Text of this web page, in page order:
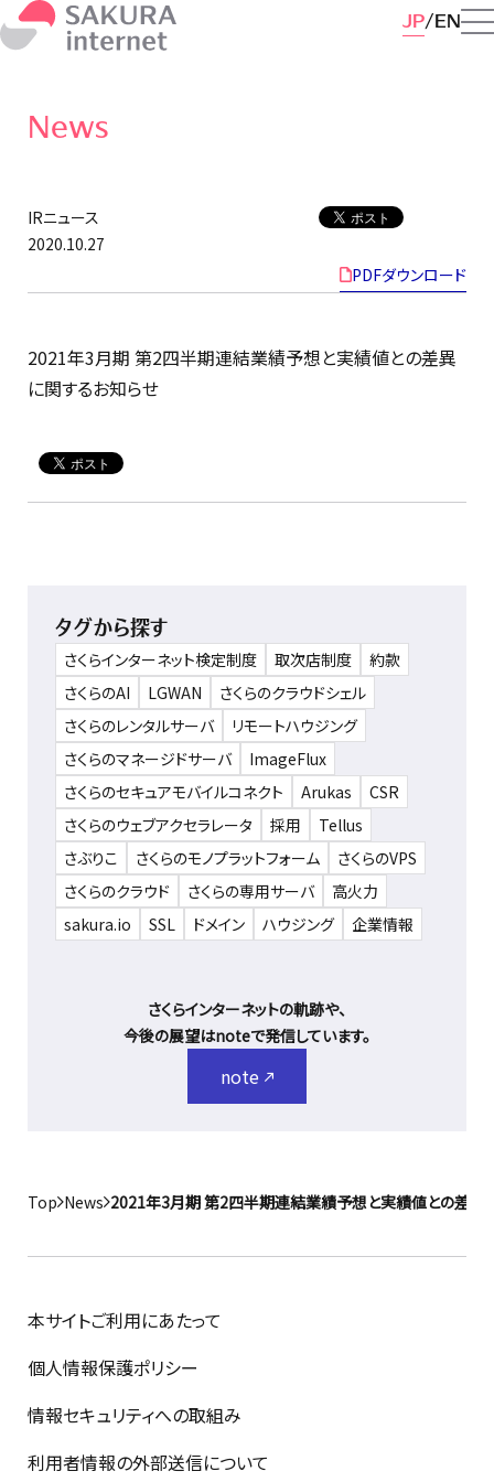
JP EN
News
IRニュース
2020.10.27
PDFダウンロード
2021年3月期 第2四半期連結業績予想と実績値との差異
に関するお知らせ
タグから探す
さくらインターネット検定制度 取次店制度
約款
さくらのAI
LGWAN
さくらのクラウドシェル
さくらのレンタルサーバ
リモートハウジング
さくらのマネージドサーバ
ImageFlux
さくらのセキュアモバイルコネクト
Arukas
CSR
さくらのウェブアクセラレータ
採用
Tellus
さぶりこ
さくらのモノプラットフォーム
さくらのVPS
さくらのクラウド
さくらの専用サーバ
高火力
sakura.io
SSL ドメイン ハウジング 企業情報
さくらインターネットの軌跡や、
今後の展望はnoteで発信しています。
note
Top News 2021年3月期 第2四半期連結業績予想と実績値との差異
本サイトご利用にあたって
個人情報保護ポリシー
情報セキュリティへの取組み
利用者情報の外部送信について